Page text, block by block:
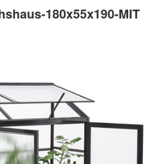
180x55x190-MIT